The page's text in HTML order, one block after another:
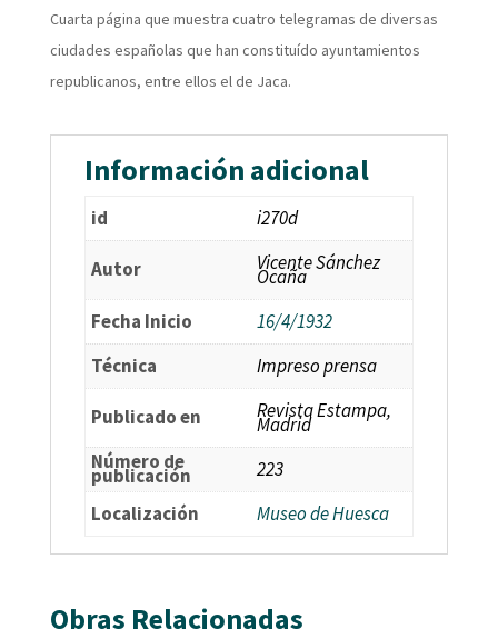
Cuarta página que muestra cuatro telegramas de diversas
ciudades españolas que han constituído ayuntamientos
republicanos, entre ellos el de Jaca.
Información adicional
id i270d
Autor Vicente Sánchez
Ocaña
Fecha Inicio
16/4/1932
Técnica
Impreso prensa
Publicado en Revista Estampa,
Madrid
Número de
publicación
223
Localización
Museo de Huesca
Obras Relacionadas